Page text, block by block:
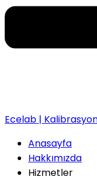
Ecelab |
Anasayfa
Hakkımızda
Hizmetler